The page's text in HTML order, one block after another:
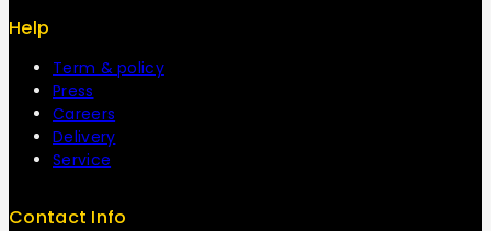
Help
Term & policy
Press
Careers
Delivery
Service
Contact Info